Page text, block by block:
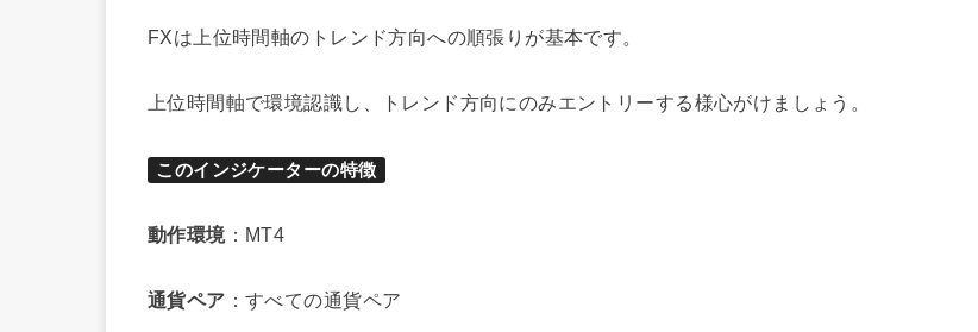
FXは上位時間軸のトレンド方向への順張りが基本です。
上位時間軸で環境認識し、トレンド方向にのみエントリーする様心がけましょう。
このインジケーターの特徴
動作環境：MT4
通貨ペア ：すべての通貨ペア